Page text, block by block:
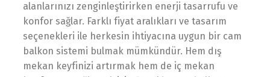
alanlarınızı zenginleştirirken enerji tasarrufu ve
konfor sağlar. Farklı fiyat aralıkları ve tasarım
seçenekleri ile herkesin ihtiyacına uygun bir cam
balkon sistemi bulmak mümkündür. Hem dış
mekan keyfinizi artırmak hem de iç mekan